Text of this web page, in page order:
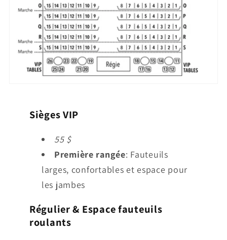
Sièges VIP
55 $
Première rangée: Fauteuils
larges, confortables et espace pour
les jambes
Régulier & Espace fauteuils
roulants